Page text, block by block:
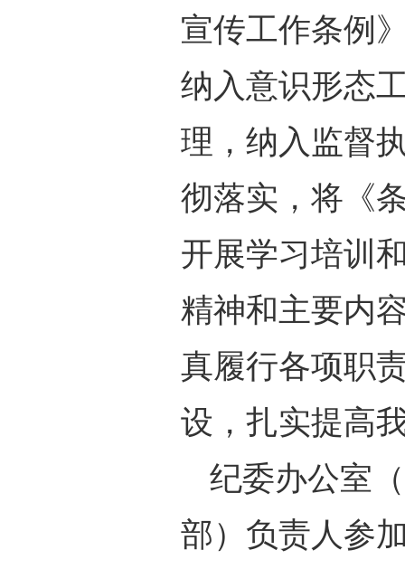
宣传工作条例
纳入意识形态
理，纳入监督
彻落实，将《
开展学习培训
精神和主要内
真履行各项职
设，扎实提高
纪委办公室
部）负责人参